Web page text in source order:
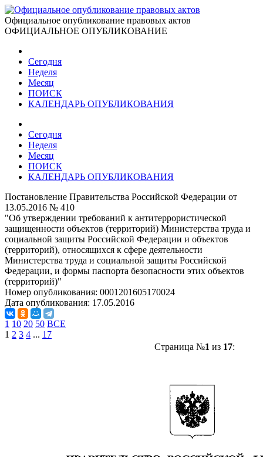
Официальное опубликование правовых актов
ОФИЦИАЛЬНОЕ ОПУБЛИКОВАНИЕ
Сегодня
Неделя
Месяц
ПОИСК
КАЛЕНДАРЬ ОПУБЛИКОВАНИЯ
Сегодня
Неделя
Месяц
ПОИСК
КАЛЕНДАРЬ ОПУБЛИКОВАНИЯ
Постановление Правительства Российской Федерации от
13.05.2016 № 410
"Об утверждении требований к антитеррористической
защищенности объектов (территорий) Министерства труда и
социальной защиты Российской Федерации и объектов
(территорий), относящихся к сфере деятельности
Министерства труда и социальной защиты Российской
Федерации, и формы паспорта безопасности этих объектов
(территорий)"
Номер опубликования: 0001201605170024
Дата опубликования: 17.05.2016
1 10 20 50 ВСЕ
1 2 3 4 ... 17
Страница №1 из 17: